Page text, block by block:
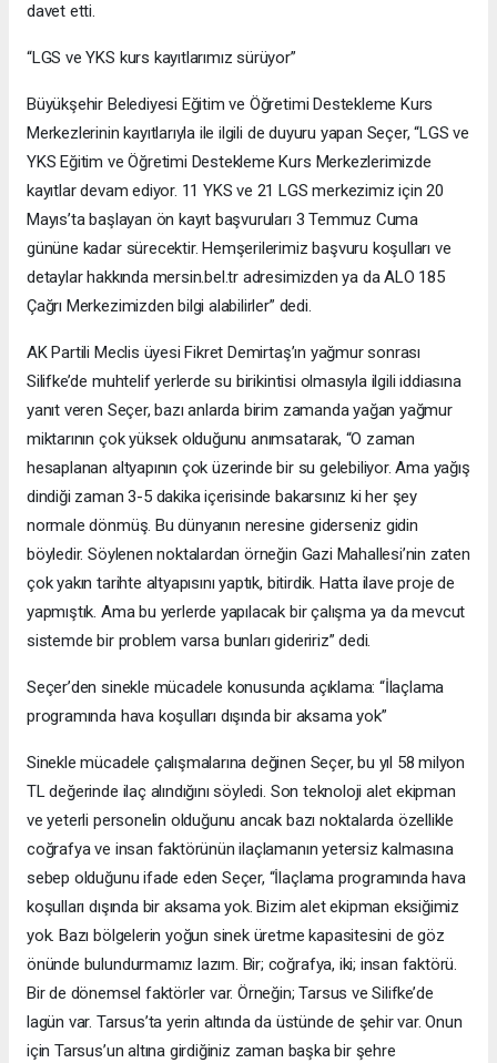
davet etti.
“LGS ve YKS kurs kayıtlarımız sürüyor”
Büyükşehir Belediyesi Eğitim ve Öğretimi Destekleme Kurs
Merkezlerinin kayıtlarıyla ile ilgili de duyuru yapan Seçer, “LGS ve
YKS Eğitim ve Öğretimi Destekleme Kurs Merkezlerimizde
kayıtlar devam ediyor. 11 YKS ve 21 LGS merkezimiz için 20
Mayıs’ta başlayan ön kayıt başvuruları 3 Temmuz Cuma
gününe kadar sürecektir. Hemşerilerimiz başvuru koşulları ve
detaylar hakkında mersin.bel.tr adresimizden ya da ALO 185
Çağrı Merkezimizden bilgi alabilirler” dedi.
AK Partili Meclis üyesi Fikret Demirtaş’ın yağmur sonrası
Silifke’de muhtelif yerlerde su birikintisi olmasıyla ilgili iddiasına
yanıt veren Seçer, bazı anlarda birim zamanda yağan yağmur
miktarının çok yüksek olduğunu anımsatarak, “O zaman
hesaplanan altyapının çok üzerinde bir su gelebiliyor. Ama yağış
dindiği zaman 3-5 dakika içerisinde bakarsınız ki her şey
normale dönmüş. Bu dünyanın neresine giderseniz gidin
böyledir. Söylenen noktalardan örneğin Gazi Mahallesi’nin zaten
çok yakın tarihte altyapısını yaptık, bitirdik. Hatta ilave proje de
yapmıştık. Ama bu yerlerde yapılacak bir çalışma ya da mevcut
sistemde bir problem varsa bunları gideririz” dedi.
Seçer’den sinekle mücadele konusunda açıklama: “İlaçlama
programında hava koşulları dışında bir aksama yok”
Sinekle mücadele çalışmalarına değinen Seçer, bu yıl 58 milyon
TL değerinde ilaç alındığını söyledi. Son teknoloji alet ekipman
ve yeterli personelin olduğunu ancak bazı noktalarda özellikle
coğrafya ve insan faktörünün ilaçlamanın yetersiz kalmasına
sebep olduğunu ifade eden Seçer, “İlaçlama programında hava
koşulları dışında bir aksama yok. Bizim alet ekipman eksiğimiz
yok. Bazı bölgelerin yoğun sinek üretme kapasitesini de göz
önünde bulundurmamız lazım. Bir; coğrafya, iki; insan faktörü.
Bir de dönemsel faktörler var. Örneğin; Tarsus ve Silifke’de
lagün var. Tarsus’ta yerin altında da üstünde de şehir var. Onun
için Tarsus’un altına girdiğiniz zaman başka bir şehre